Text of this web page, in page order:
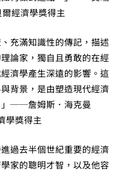
經濟學獎得主
充滿知識性的傳記，描述
論家，獨自且勇敢的在經
濟學產生深遠的影響。這
背景，是由塑造現代經濟
」──詹姆斯．海克曼
學獎得主
過去半個世紀重要的經濟
家的聰明才智，以及他容